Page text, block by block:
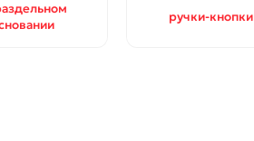
ручки-кнопки